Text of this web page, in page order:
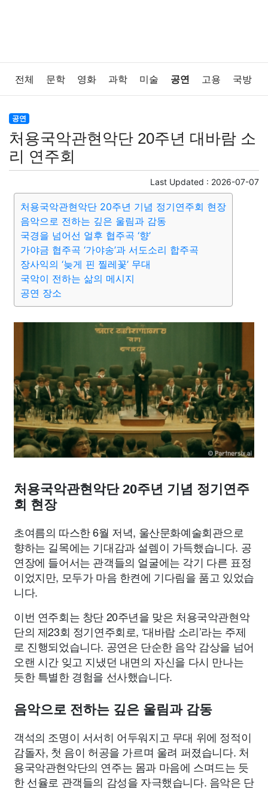
전체 문학 영화 과학 미술 공연 고용 국방
법률
보건 질병 가요 방송 일상 주식 암호화폐
반려동물 패션 미용
증권 인테리어 요리 상품리뷰 원예 금융
게임 스포츠 사진 대출 자동차 취미
맛집 IT 컴퓨터 기술
의료 의학 경제 마케팅 부동산 외국어 교육
공연
처용국악관현악단 20주년 대바람 소
리 연주회
Last Updated : 2026-07-07
처용국악관현악단 20주년 기념 정기연주회 현장
음악으로 전하는 깊은 울림과 감동
국경을 넘어선 얼후 협주곡 ‘향’
가야금 협주곡 ‘가야송’과 서도소리 합주곡
장사익의 ‘늦게 핀 찔레꽃’ 무대
국악이 전하는 삶의 메시지
공연 장소
처용국악관현악단 20주년 기념 정기연주
회 현장
초여름의 따스한 6월 저녁, 울산문화예술회관으로
향하는 길목에는 기대감과 설렘이 가득했습니다. 공
연장에 들어서는 관객들의 얼굴에는 각기 다른 표정
이었지만, 모두가 마음 한켠에 기다림을 품고 있었습
니다.
이번 연주회는 창단 20주년을 맞은 처용국악관현악
단의 제23회 정기연주회로, ‘대바람 소리’라는 주제
로 진행되었습니다. 공연은 단순한 음악 감상을 넘어
오랜 시간 잊고 지냈던 내면의 자신을 다시 만나는
듯한 특별한 경험을 선사했습니다.
음악으로 전하는 깊은 울림과 감동
객석의 조명이 서서히 어두워지고 무대 위에 정적이
감돌자, 첫 음이 허공을 가르며 울려 퍼졌습니다. 처
용국악관현악단의 연주는 몸과 마음에 스며드는 듯
한 선율로 관객들의 감성을 자극했습니다. 음악은 단